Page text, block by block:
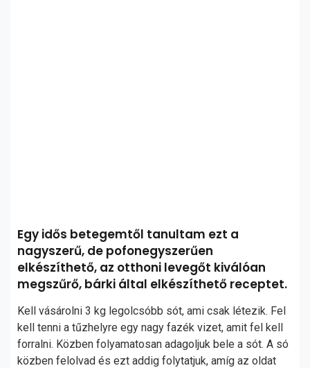
Egy idős betegemtől tanultam ezt a
nagyszerű, de pofonegyszerűen
elkészíthető, az otthoni levegőt kiválóan
megszűrő, bárki által elkészíthető receptet.
Kell vásárolni 3 kg legolcsóbb sót, ami csak létezik. Fel
kell tenni a tűzhelyre egy nagy fazék vizet, amit fel kell
forralni. Közben folyamatosan adagoljuk bele a sót. A só
közben felolvad és ezt addig folytatjuk, amíg az oldat